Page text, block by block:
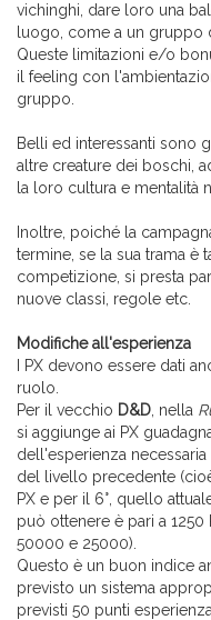
vichinghi, dare loro una
luogo, come a un gruppo
Queste limitazioni e/o
il feeling con
gruppo.
Belli ed interessanti sono
altre creature dei boschi,
la loro cultura e mentalità
Inoltre, poiché la
termine, se la sua trama è
competizione, si presta
nuove classi, regole etc.
Modifiche all'esperienza
I PX devono essere dati
ruolo.
Per il vecchio D&D , nella
si aggiunge ai PX
dell'esperienza
del livello precedente
PX e per il 6°, quello
può ottenere è pari a
50000 e 25000).
Questo è un buon indice
previsto un sistema
previsti 50 punti